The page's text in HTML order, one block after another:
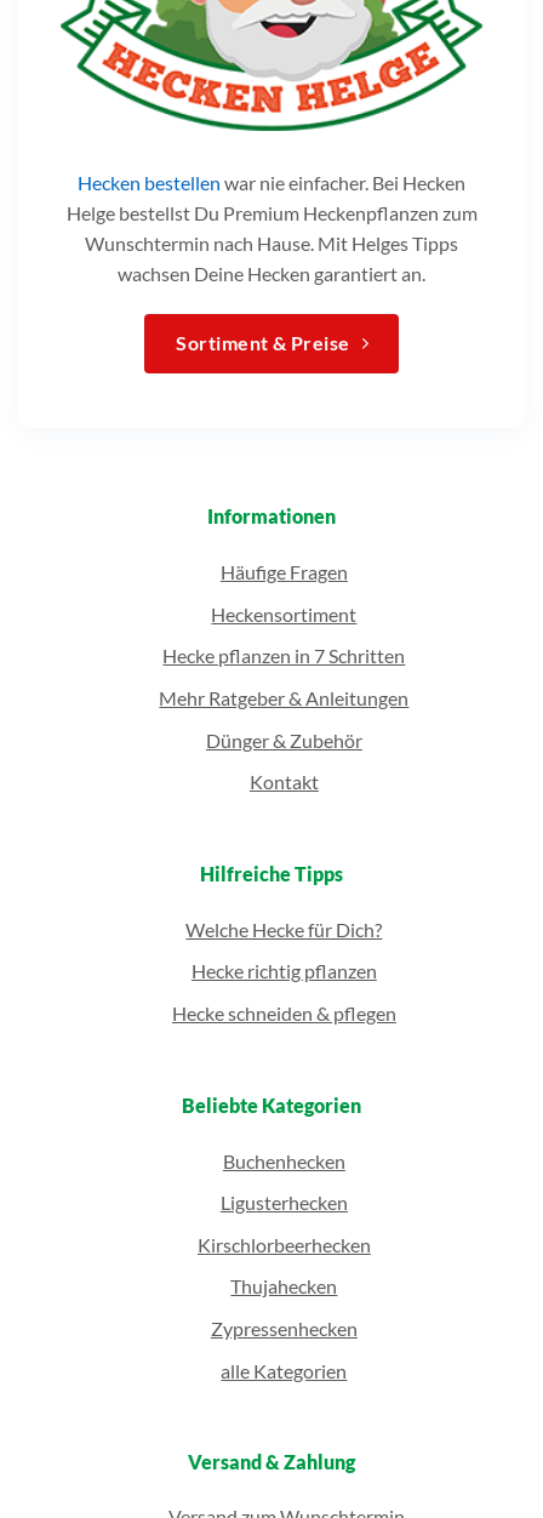
Hecken bestellen war nie einfacher. Bei Hecken
Helge bestellst Du Premium Heckenpflanzen zum
Wunschtermin nach Hause. Mit Helges Tipps
wachsen Deine Hecken garantiert an.
Sortiment & Preise
Informationen
Häufige Fragen
Heckensortiment
Hecke pflanzen in 7 Schritten
Mehr Ratgeber & Anleitungen
Dünger & Zubehör
Kontakt
Hilfreiche Tipps
Welche Hecke für Dich?
Hecke richtig pflanzen
Hecke schneiden & pflegen
Beliebte Kategorien
Buchenhecken
Ligusterhecken
Kirschlorbeerhecken
Thujahecken
Zypressenhecken
alle Kategorien
Versand & Zahlung